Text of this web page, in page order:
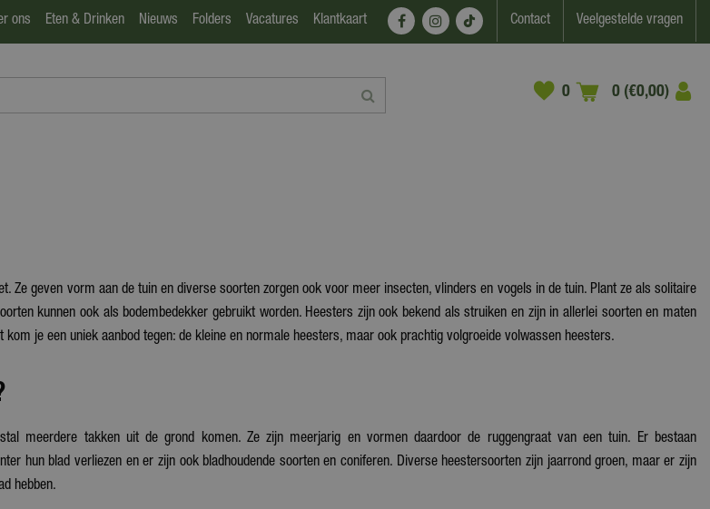
ons Eten & Drinken Nieuws Folders Vacatures Klantkaart Contact Veelgestelde vragen
0 (€0,00)
Ze geven vorm aan de tuin en diverse soorten zorgen ook voor meer insecten, vlinders en vogels in de tuin. Plant ze als solitaire
kunnen ook als bodembedekker gebruikt worden. Heesters zijn ook bekend als struiken en zijn in allerlei soorten en maten
kom je een uniek aanbod tegen: de kleine en normale heesters, maar ook prachtig volgroeide volwassen heesters.
meerdere takken uit de grond komen. Ze zijn meerjarig en vormen daardoor de ruggengraat van een tuin. Er bestaan
hun blad verliezen en er zijn ook bladhoudende soorten en coniferen. Diverse heestersoorten zijn jaarrond groen, maar er zijn
hebben.